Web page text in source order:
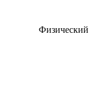
Физический